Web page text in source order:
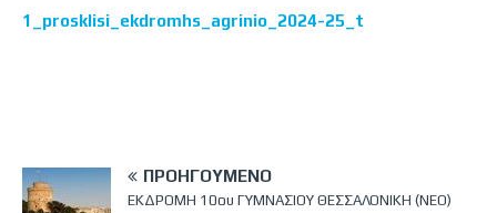
1_prosklisi_ekdromhs_agrinio_2024-25_t
ΠΡΟΗΓΟΎΜΕΝΟ
ΕΚΔΡΟΜΗ 10ου ΓΥΜΝΑΣΙΟΥ ΘΕΣΣΑΛΟΝΙΚΗ (ΝΕΟ)